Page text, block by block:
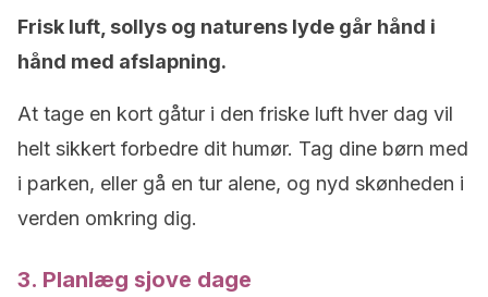
Frisk luft, sollys og naturens lyde går hånd i
hånd med afslapning.
At tage en kort gåtur i den friske luft hver dag vil
helt sikkert forbedre dit humør. Tag dine børn med
i parken, eller gå en tur alene, og nyd skønheden i
verden omkring dig.
3. Planlæg sjove dage